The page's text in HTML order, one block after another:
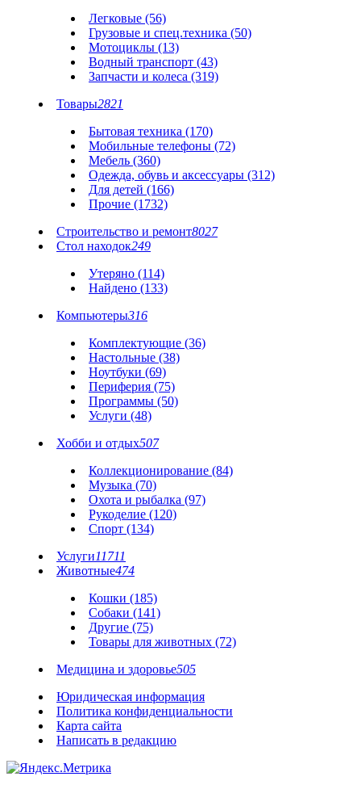
Легковые (56)
Грузовые и спец.техника (50)
Мотоциклы (13)
Водный транспорт (43)
Запчасти и колеса (319)
Товары2821
Бытовая техника (170)
Мобильные телефоны (72)
Мебель (360)
Одежда, обувь и аксессуары (312)
Для детей (166)
Прочие (1732)
Строительство и ремонт8027
Стол находок249
Утеряно (114)
Найдено (133)
Компьютеры316
Комплектующие (36)
Настольные (38)
Ноутбуки (69)
Периферия (75)
Программы (50)
Услуги (48)
Хобби и отдых507
Коллекционирование (84)
Музыка (70)
Охота и рыбалка (97)
Рукоделие (120)
Спорт (134)
Услуги11711
Животные474
Кошки (185)
Собаки (141)
Другие (75)
Товары для животных (72)
Медицина и здоровье505
Юридическая информация
Политика конфиденциальности
Карта сайта
Написать в редакцию